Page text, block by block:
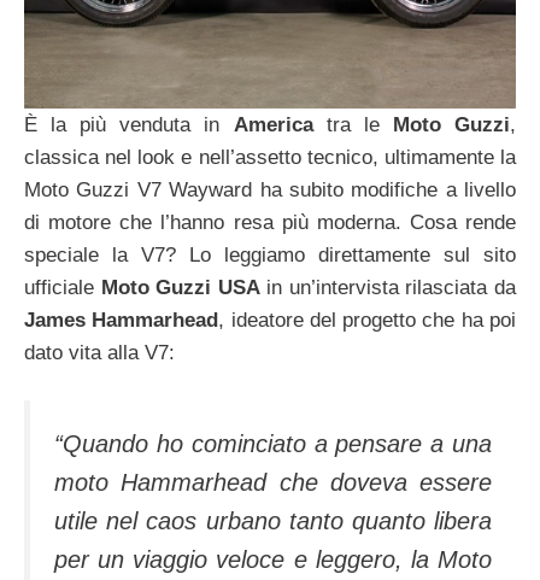
È la più venduta in Americatra le Moto Guzzi,
classica nel look e nell’assetto tecnico, ultimamente la
Moto Guzzi V7 Wayward ha subito modifiche a livello
di motore che l’hanno resa più moderna. Cosa rende
speciale la V7? Lo leggiamo direttamente sul sito
ufficiale Moto Guzzi USAin un’intervista rilasciata da
James Hammarhead, ideatore del progetto che ha poi
dato vita alla V7:
“Quando ho cominciato a pensare a una
moto Hammarhead che doveva essere
utile nel caos urbano tanto quanto libera
per un viaggio veloce e leggero, la Moto